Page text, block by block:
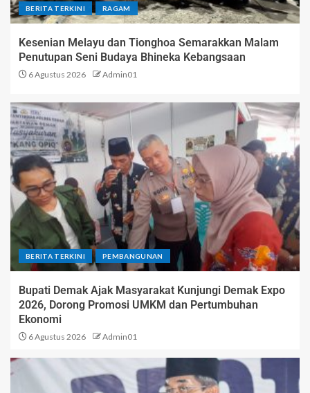
BERITA TERKINI RAGAM
Kesenian Melayu dan Tionghoa Semarakkan Malam
Penutupan Seni Budaya Bhineka Kebangsaan
6 Agustus 2026 Admin01
BERITA TERKINI PEMBANGUNAN
Bupati Demak Ajak Masyarakat Kunjungi Demak Expo
2026, Dorong Promosi UMKM dan Pertumbuhan
Ekonomi
6 Agustus 2026 Admin01